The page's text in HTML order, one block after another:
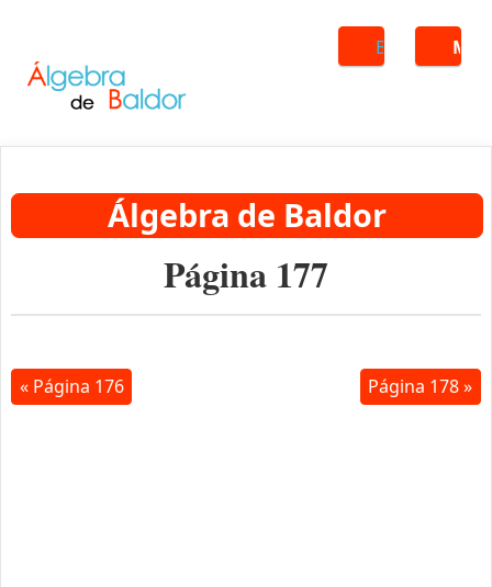
Buscar
Álgebra de Baldor
Página 177
« Página 176 Página 178 »